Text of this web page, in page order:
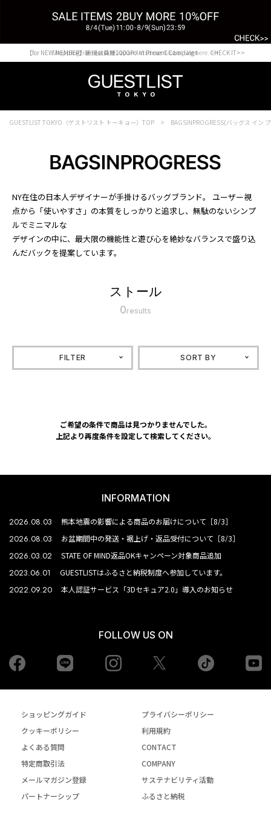
Shopping from outside Japan? Visit our Global Site here. >>
【for NEW MEMBER】新規会員様1000Point Present Campaign CHECK IT>>
GUESTLIST TOKYO（ゲストリスト トーキョー）TOP BAGSINPROGRESS(バッグス イン
NY在住の日本人デザイナーが手掛けるバッグブランド。 ユーザー視
点から「使いやすさ」の本質をしっかりと追求し、無駄のないシンプ
ルでミニマルな
デザインの中に、最大限の機能性と遊び心を絶妙なバランスで盛り込
んだバックを提案しています。
ストール
0results
FILTER SORT BY
ご希望の条件で商品は見つかりませんでした。
上記より再度条件を設定して検索してください。
INFORMATION
2026.08.03 熊本地震の影響による商品のお届けについて［8/3］
2026.08.03 お盆期間中の発送・裾上げ・返品受付について［8/3］
2026.03.02 STATE OF MIND返品OKキャンペーン対象商品追加
2023.06.01 GUESTLISTはふるさと納税制度へ参加しています。
2022.09.20 本人認証サービス「3Dセキュア2.0」導入のお知らせ
FOLLOW US ON
Facebook Instagram tiktok
ショッピングガイド
プライバシーポリシー
クッキーポリシー
利用規約
よくある質問
CONTACT
特定商取引法
COMPANY
メールマガジン登録
サステナビリティ活動
パートナーシップ
ふるさと納税